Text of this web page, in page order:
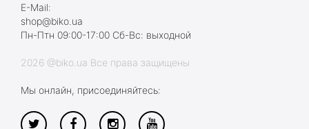
E-Mail:
shop@biko.ua
Пн-Птн 09:00-17:00 Сб-Вс: выходной
2026 @biko.ua Все права защищены
Мы онлайн, присоединяйтесь: